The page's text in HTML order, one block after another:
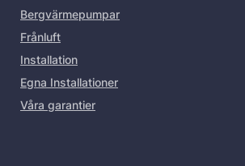
Bergvärmepumpar
Frånluft
Installation
Egna Installationer
Våra garantier